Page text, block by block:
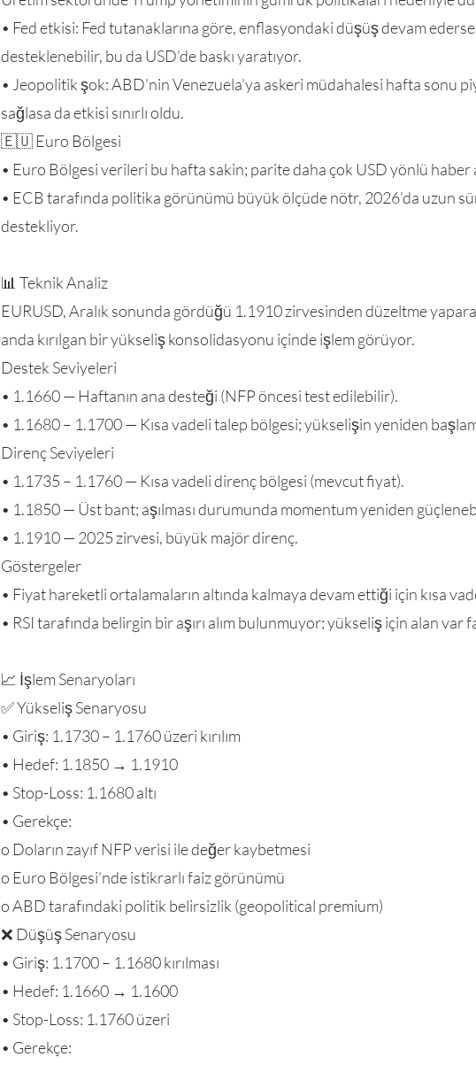
• Fed etkisi: Fed tutanaklarına göre, enflasyondaki düşüş devam
desteklenebilir, bu da USD’de baskı yaratıyor.
• Jeopolitik şok: ABD’nin Venezuela’ya askeri müdahalesi hafta sonu
sağlasa da etkisi sınırlı oldu.
🇪🇺 Euro Bölgesi
• Euro Bölgesi verileri bu hafta sakin; parite daha çok USD yönlü haber
• ECB tarafında politika görünümü büyük ölçüde nötr, 2026’da uzun
destekliyor.
📊 Teknik Analiz
EURUSD, Aralık sonunda gördüğü 1.1910 zirvesinden düzeltme
anda kırılgan bir yükseliş konsolidasyonu içinde işlem görüyor.
Destek Seviyeleri
• 1.1660 — Haftanın ana desteği (NFP öncesi test edilebilir).
• 1.1680 – 1.1700 — Kısa vadeli talep bölgesi; yükselişin yeniden
Direnç Seviyeleri
• 1.1735 – 1.1760 — Kısa vadeli direnç bölgesi (mevcut fiyat).
• 1.1850 — Üst bant; aşılması durumunda momentum yeniden
• 1.1910 — 2025 zirvesi, büyük majör direnç.
Göstergeler
• Fiyat hareketli ortalamaların altında kalmaya devam ettiği için kısa
• RSI tarafında belirgin bir aşırı alım bulunmuyor; yükseliş için alan var
📈 İşlem Senaryoları
✅ Yükseliş Senaryosu
• Giriş: 1.1730 – 1.1760 üzeri kırılım
• Hedef: 1.1850 → 1.1910
• Stop-Loss: 1.1680 altı
• Gerekçe:
o Doların zayıf NFP verisi ile değer kaybetmesi
o Euro Bölgesi’nde istikrarlı faiz görünümü
o ABD tarafındaki politik belirsizlik (geopolitical premium)
❌ Düşüş Senaryosu
• Giriş: 1.1700 – 1.1680 kırılması
• Hedef: 1.1660 → 1.1600
• Stop-Loss: 1.1760 üzeri
• Gerekçe: